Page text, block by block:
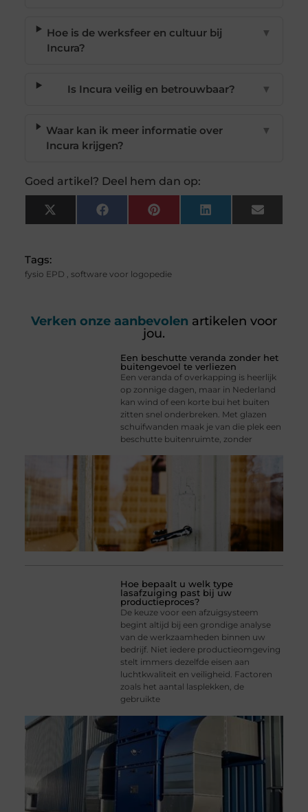
Hoe is de werksfeer en cultuur bij
Incura?
▼
Is Incura veilig en betrouwbaar? ▼
Waar kan ik meer informatie over
Incura krijgen?
▼
Goed artikel? Deel hem dan op:
X
(Twitter)
FacebookPinterest LinkedIn Email
Tags:
fysio EPD , software voor logopedie
Verken onze aanbevolen artikelen voor
jou.
Een beschutte veranda zonder het
buitengevoel te verliezen
Een veranda of overkapping is heerlijk
op zonnige dagen, maar in Nederland
kan wind of een korte bui het buiten
zitten snel onderbreken. Met glazen
schuifwanden maak je van die plek een
beschutte buitenruimte, zonder
Hoe bepaalt u welk type
lasafzuiging past bij uw
productieproces?
De keuze voor een afzuigsysteem
begint altijd bij een grondige analyse
van de werkzaamheden binnen uw
bedrijf. Niet iedere productieomgeving
stelt immers dezelfde eisen aan
luchtkwaliteit en veiligheid. Factoren
zoals het aantal lasplekken, de
gebruikte